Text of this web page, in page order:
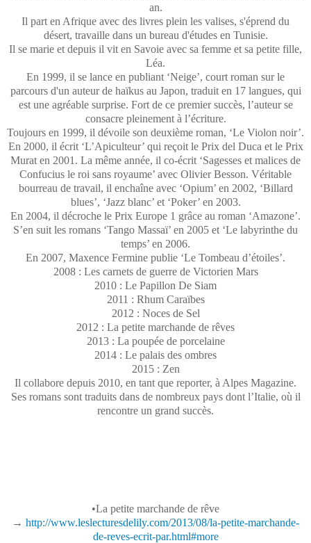
an.
Il part en Afrique avec des livres plein les valises, s'éprend du
désert, travaille dans un bureau d'études en Tunisie.
Il se marie et depuis il vit en Savoie avec sa femme et sa petite fille,
Léa.
En 1999, il se lance en publiant ‘Neige’, court roman sur le
parcours d'un auteur de haïkus au Japon, traduit en 17 langues, qui
est une agréable surprise. Fort de ce premier succès, l’auteur se
consacre pleinement à l’écriture.
Toujours en 1999, il dévoile son deuxième roman, ‘Le Violon noir’.
En 2000, il écrit ‘L’Apiculteur’ qui reçoit le Prix del Duca et le Prix
Murat en 2001. La même année, il co-écrit ‘Sagesses et malices de
Confucius le roi sans royaume’ avec Olivier Besson. Véritable
bourreau de travail, il enchaîne avec ‘Opium’ en 2002, ‘Billard
blues’, ‘Jazz blanc’ et ‘Poker’ en 2003.
En 2004, il décroche le Prix Europe 1 grâce au roman ‘Amazone’.
S’en suit les romans ‘Tango Massaï’ en 2005 et ‘Le labyrinthe du
temps’ en 2006.
En 2007, Maxence Fermine publie ‘Le Tombeau d’étoiles’.
2008 : Les carnets de guerre de Victorien Mars
2010 : Le Papillon De Siam
2011 : Rhum Caraïbes
2012 : Noces de Sel
2012 : La petite marchande de rêves
2013 : La poupée de porcelaine
2014 : Le palais des ombres
2015 : Zen
Il collabore depuis 2010, en tant que reporter, à Alpes Magazine.
Ses romans sont traduits dans de nombreux pays dont l’Italie, où il
rencontre un grand succès.
•La petite marchande de rêve
→ http://www.leslecturesdelily.com/2013/08/la-petite-marchande-
de-reves-ecrit-par.html#more